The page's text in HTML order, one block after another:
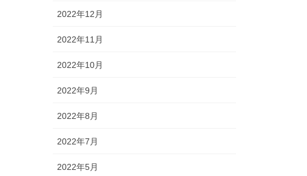
2022年12月
2022年11月
2022年10月
2022年9月
2022年8月
2022年7月
2022年5月